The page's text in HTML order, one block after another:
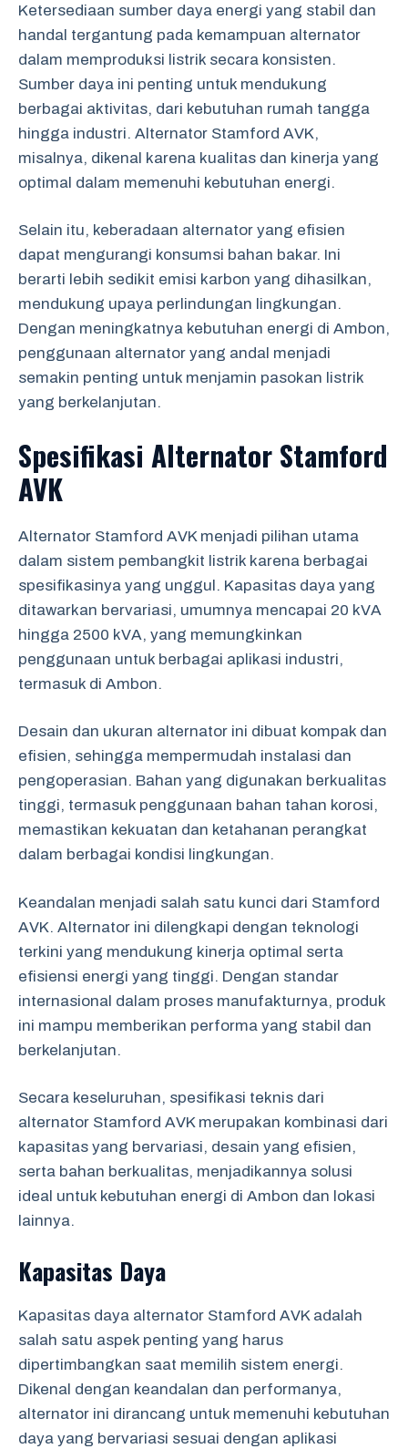
Ketersediaan sumber daya energi yang stabil dan
handal tergantung pada kemampuan alternator
dalam memproduksi listrik secara konsisten.
Sumber daya ini penting untuk mendukung
berbagai aktivitas, dari kebutuhan rumah tangga
hingga industri. Alternator Stamford AVK,
misalnya, dikenal karena kualitas dan kinerja yang
optimal dalam memenuhi kebutuhan energi.
Selain itu, keberadaan alternator yang efisien
dapat mengurangi konsumsi bahan bakar. Ini
berarti lebih sedikit emisi karbon yang dihasilkan,
mendukung upaya perlindungan lingkungan.
Dengan meningkatnya kebutuhan energi di Ambon,
penggunaan alternator yang andal menjadi
semakin penting untuk menjamin pasokan listrik
yang berkelanjutan.
Spesifikasi Alternator Stamford
AVK
Alternator Stamford AVK menjadi pilihan utama
dalam sistem pembangkit listrik karena berbagai
spesifikasinya yang unggul. Kapasitas daya yang
ditawarkan bervariasi, umumnya mencapai 20 kVA
hingga 2500 kVA, yang memungkinkan
penggunaan untuk berbagai aplikasi industri,
termasuk di Ambon.
Desain dan ukuran alternator ini dibuat kompak dan
efisien, sehingga mempermudah instalasi dan
pengoperasian. Bahan yang digunakan berkualitas
tinggi, termasuk penggunaan bahan tahan korosi,
memastikan kekuatan dan ketahanan perangkat
dalam berbagai kondisi lingkungan.
Keandalan menjadi salah satu kunci dari Stamford
AVK. Alternator ini dilengkapi dengan teknologi
terkini yang mendukung kinerja optimal serta
efisiensi energi yang tinggi. Dengan standar
internasional dalam proses manufakturnya, produk
ini mampu memberikan performa yang stabil dan
berkelanjutan.
Secara keseluruhan, spesifikasi teknis dari
alternator Stamford AVK merupakan kombinasi dari
kapasitas yang bervariasi, desain yang efisien,
serta bahan berkualitas, menjadikannya solusi
ideal untuk kebutuhan energi di Ambon dan lokasi
lainnya.
Kapasitas Daya
Kapasitas daya alternator Stamford AVK adalah
salah satu aspek penting yang harus
dipertimbangkan saat memilih sistem energi.
Dikenal dengan keandalan dan performanya,
alternator ini dirancang untuk memenuhi kebutuhan
daya yang bervariasi sesuai dengan aplikasi